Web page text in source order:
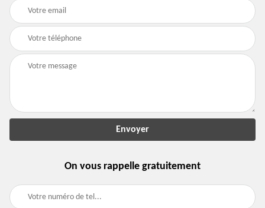
On vous rappelle gratuitement